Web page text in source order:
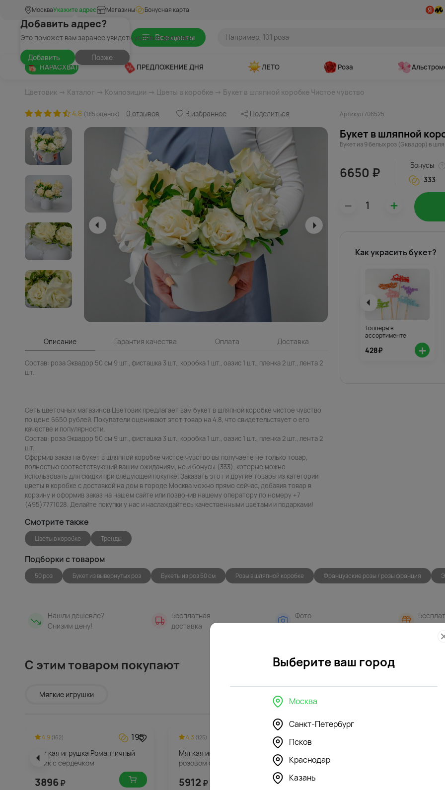
МоскваУкажите адрес
Добавить адрес?
Это поможет вам заранее увидеть условия доставки
Добавить Позже
Магазины Бонусная карта
Все цветы
НАРАСХВАТ ПРЕДЛОЖЕНИЕ ДНЯ ЛЕТО Роза
Цветовик → Каталог → Композиции → Цветы в коробке → Букет в шляпной коробке Чистое чувство
4.8 (185 оценок) 0 отзывов В избранное Поделиться Артикул 706525
Описание Гарантия качества Оплата Доставка
Состав: роза Эквадор 50 см 9 шт., фисташка 3 шт., коробка 1 шт., оазис 1 шт., пленка 2 шт., лента 2
шт.
Сеть цветочных магазинов Цветовик предлагает вам букет в шляпной коробке чистое чувство
по цене 6650 рублей. Покупатели оценивают этот товар на 4.8, что свидетельствует о его
качестве и популярности.
Состав: роза Эквадор 50 см 9 шт., фисташка 3 шт., коробка 1 шт., оазис 1 шт., пленка 2 шт., лента 2
шт.
Оформив заказ на букет в шляпной коробке чистое чувство вы получаете не только товар,
полностью соответствующий вашим ожиданиям, но и бонусы (333), которые можно
использовать для скидки при следующей покупке. Заказать этот и другие товары из категории
цветы в коробке с доставкой на дом в городе Москва можно прямо сейчас, добавив товар в
корзину и оформив заказ на нашем сайте или позвонив нашему оператору по номеру +7
(495)7771028. Делайте покупки у нас и наслаждайтесь качественными цветами и подарками!
Букет в шляпной
Букет из 9 белых роз (Эквадор) в
6650 ₽
Бонусы
333
– +
Как украсить букет?
Топперы в
ассортименте
428₽ +
Смотрите также
Цветы в коробке Тренды
Подборки с товаром
50 роз Букет из вывернутых роз Букеты из роз 50 см Розы в шляпной коробке Французские розы / розы франция
Нашли дешевле?
Снизим цену!
Бесплатная
доставка
Фото
контроль
С этим товаром покупают
Мягкие игрушки
4.9 (162) 195
Мягкая игрушка Романтичный
Ёжик с сердечком
3896₽
4.3 (125) 296
Мягкая игрушка Зайка Ми в
розовом сарафане
5912 ₽
Выберите ваш город
Москва
Санкт-Петербург
Псков
Краснодар
Казань